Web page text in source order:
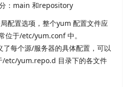
：main 和repository
配置选项，整个yum 配置文件应
位于/etc/yum.conf 中。
每个源/服务器的具体配置，可以
/etc/yum.repo.d 目录下的各文件